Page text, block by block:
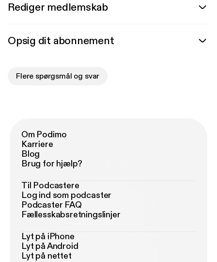
Rediger medlemskab
Opsig dit abonnement
Flere spørgsmål og svar
Om Podimo
Karriere
Blog
Brug for hjælp?
Til Podcastere
Log ind som podcaster
Podcaster FAQ
Fællesskabsretningslinjer
Lyt på iPhone
Lyt på Android
Lyt på nettet